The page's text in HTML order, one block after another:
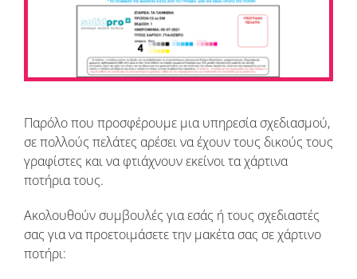
Παρόλο που προσφέρουμε μια υπηρεσία σχεδιασμού,
σε πολλούς πελάτες αρέσει να έχουν τους δικούς τους
γραφίστες και να φτιάχνουν εκείνοι τα χάρτινα
ποτήρια τους.
Ακολουθούν συμβουλές για εσάς ή τους σχεδιαστές
σας για να προετοιμάσετε την μακέτα σας σε χάρτινο
ποτήρι: